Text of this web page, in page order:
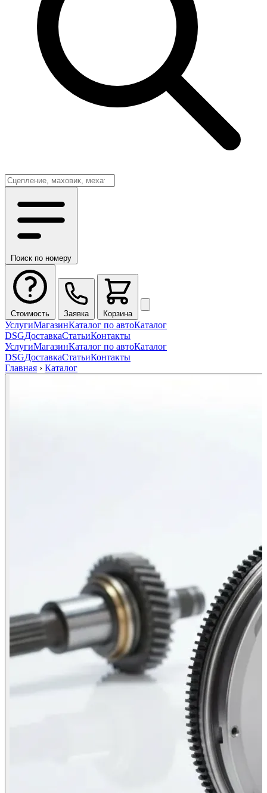
Поиск по номеру
Стоимость Заявка Корзина
УслугиМагазинКаталог по автоКаталог
DSGДоставкаСтатьиКонтакты
УслугиМагазинКаталог по автоКаталог
DSGДоставкаСтатьиКонтакты
Главная › Каталог